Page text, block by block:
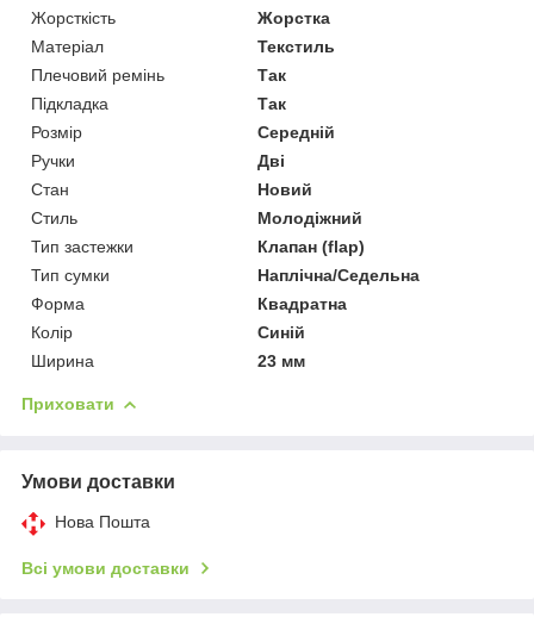
Жорсткість
Жорстка
Матеріал
Текстиль
Плечовий ремінь
Так
Підкладка
Так
Розмір
Середній
Ручки
Дві
Стан
Новий
Стиль
Молодіжний
Тип застежки
Клапан (flap)
Тип сумки
Наплічна/Седельна
Форма
Квадратна
Колір
Синій
Ширина
23 мм
Приховати
Умови доставки
Нова Пошта
Всі умови доставки